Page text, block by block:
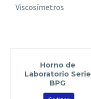
Viscosímetros
Horno de
Laboratorio Serie
BPG